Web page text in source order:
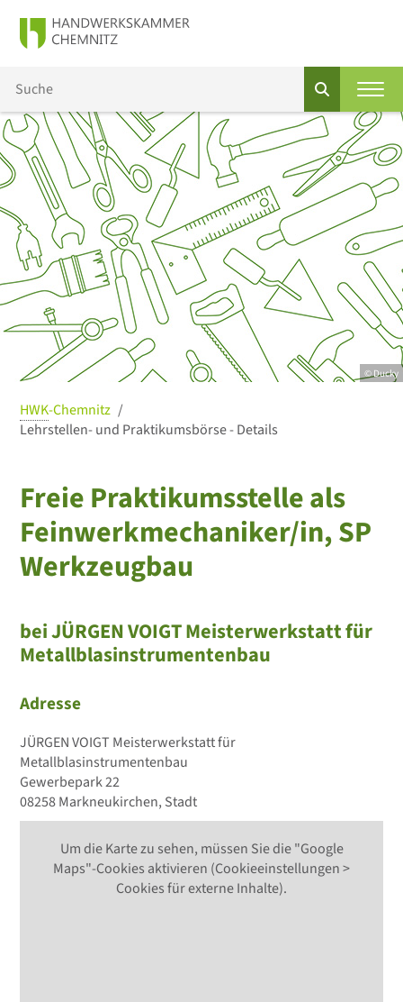
© Ducky
HWK-Chemnitz
Lehrstellen- und Praktikumsbörse - Details
Freie Praktikumsstelle als
Feinwerkmechaniker/in, SP
Werkzeugbau
bei JÜRGEN VOIGT Meisterwerkstatt für
Metallblasinstrumentenbau
Adresse
JÜRGEN VOIGT Meisterwerkstatt für
Metallblasinstrumentenbau
Gewerbepark 22
08258 Markneukirchen, Stadt
Um die Karte zu sehen, müssen Sie die "Google
Maps"-Cookies aktivieren (Cookieeinstellungen >
Cookies für externe Inhalte).